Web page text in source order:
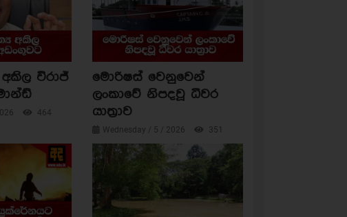
විරාජ්
464
මොරිෂස් වෙනුවෙන්
ලංකාවේ නිපදවූ ධීවර
යාත්‍රාව
Wednesday / 5 / 2026 351